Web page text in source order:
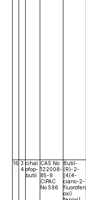
16 3
4
cihal
ofop-
butil
CAS No
122008-
85-9
CIPAC
No 596
Butil-
(R)-2-
[4(4-
ciano-2-
fluorofen
oxi)